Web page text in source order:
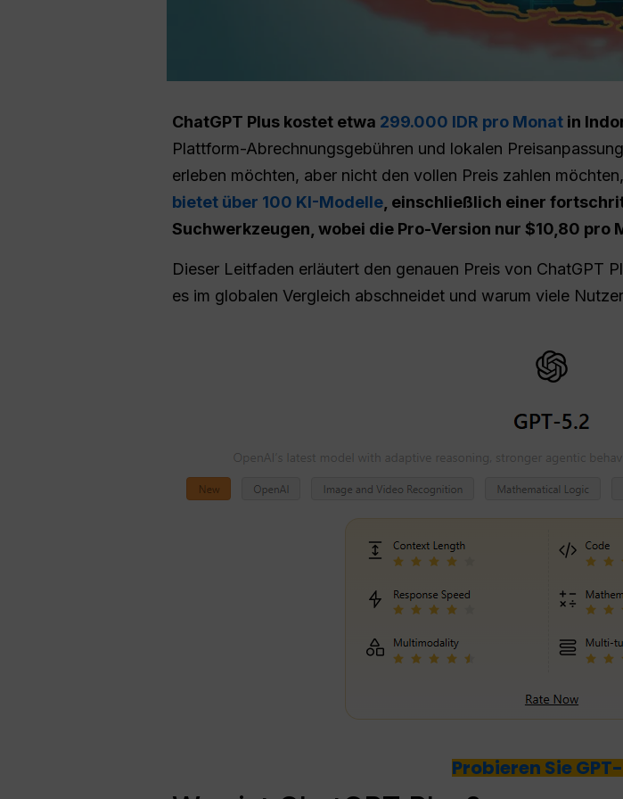
ChatGPT Plus kostet etwa 299.000 IDR pro Monat in
Plattform-Abrechnungsgebühren und lokalen
erleben möchten, aber nicht den vollen Preis zahlen möchten,
bietet über 100 KI-Modelle, einschließlich einer
Suchwerkzeugen, wobei die Pro-Version nur $10,80 pro
Dieser Leitfaden erläutert den genauen Preis von ChatGPT
es im globalen Vergleich abschneidet und warum viele Nutzer
Probieren Sie